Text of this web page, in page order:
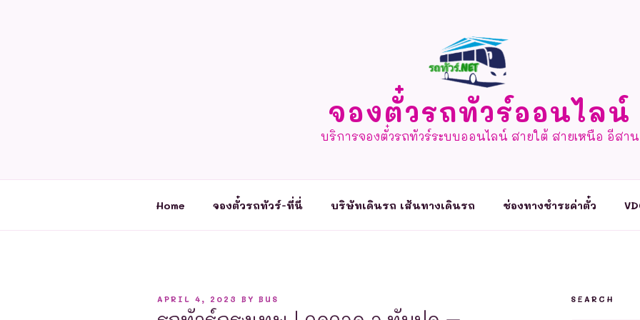
จองตั๋วรถทัวร์ออนไลน์
บริการจองตั๋วรถทัวร์ระบบออนไลน์ สายใต้ สายเหนือ อีสาน
Home จองตั๋วรถทัวร์-ที่นี่ บริษัทเดินรถ เส้นทางเดินรถ ช่องทางชำระค่าตั๋ว
POSTED
APRIL 4, 2023 BY BUS SEARCH